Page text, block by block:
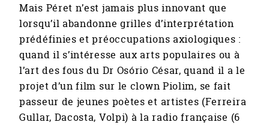
Mais Péret n’est jamais plus innovant que
lorsqu’il abandonne grilles d’interprétation
prédéfinies et préoccupations axiologiques :
quand il s’intéresse aux arts populaires ou à
l’art des fous du Dr Osório César, quand il a le
projet d’un film sur le clown Piolim, se fait
passeur de jeunes poètes et artistes (Ferreira
Gullar, Dacosta, Volpi) à la radio française (6